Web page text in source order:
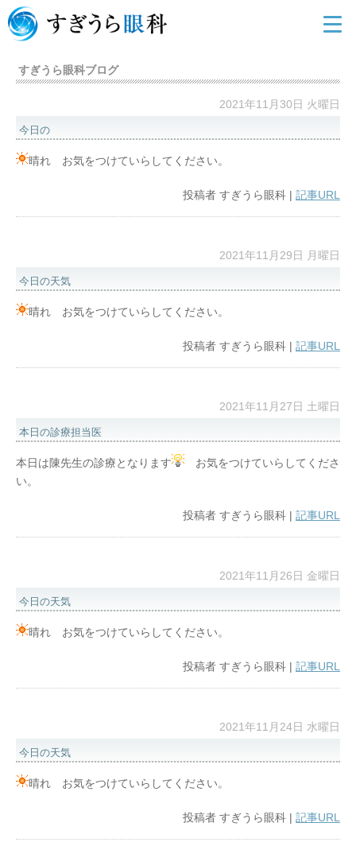
すぎうら眼科ブログ
2021年11月30日 火曜日
今日の
晴れ お気をつけていらしてください。
投稿者 すぎうら眼科 | 記事URL
2021年11月29日 月曜日
今日の天気
晴れ お気をつけていらしてください。
投稿者 すぎうら眼科 | 記事URL
2021年11月27日 土曜日
本日の診療担当医
本日は陳先生の診療となります
お気をつけていらしてくださ
い。
投稿者 すぎうら眼科 | 記事URL
2021年11月26日 金曜日
今日の天気
晴れ お気をつけていらしてください。
投稿者 すぎうら眼科 | 記事URL
2021年11月24日 水曜日
今日の天気
晴れ お気をつけていらしてください。
投稿者 すぎうら眼科 | 記事URL